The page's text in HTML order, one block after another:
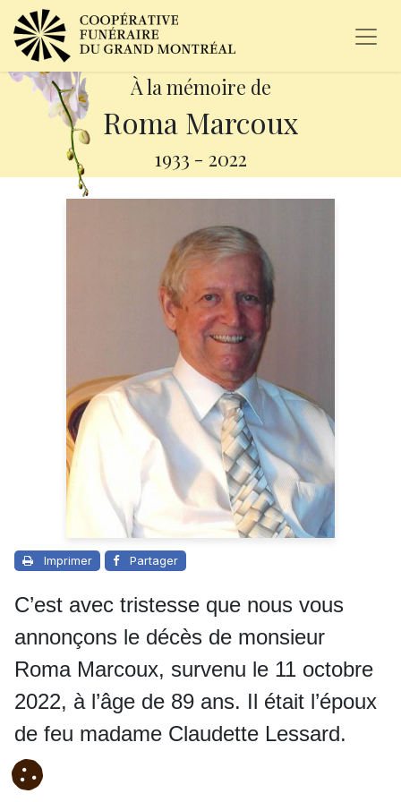
À la mémoire de
Roma Marcoux
1933 - 2022
Imprimer Partager
C’est avec tristesse que nous vous
annonçons le décès de monsieur
Roma Marcoux, survenu le 11 octobre
2022, à l’âge de 89 ans. Il était l’époux
de feu madame Claudette Lessard.